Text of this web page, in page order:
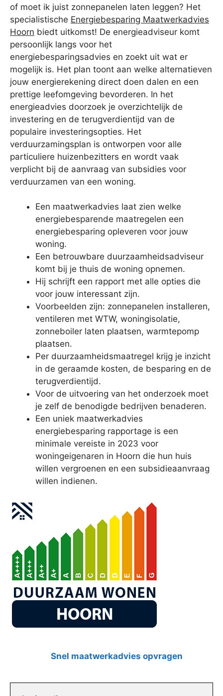
of moet ik juist zonnepanelen laten leggen? Het
specialistische Energiebesparing Maatwerkadvies
Hoorn biedt uitkomst! De energieadviseur komt
persoonlijk langs voor het
energiebesparingsadvies en zoekt uit wat er
mogelijk is. Het plan toont aan welke alternatieven
jouw energierekening direct doen dalen en een
prettige leefomgeving bevorderen. In het
energieadvies doorzoek je overzichtelijk de
investering en de terugverdientijd van de
populaire investeringsopties. Het
verduurzamingsplan is ontworpen voor alle
particuliere huizenbezitters en wordt vaak
verplicht bij de aanvraag van subsidies voor
verduurzamen van een woning.
Een maatwerkadvies laat zien welke
energiebesparende maatregelen een
energiebesparing opleveren voor jouw
woning.
Een betrouwbare duurzaamheidsadviseur
komt bij je thuis de woning opnemen.
Hij schrijft een rapport met alle opties die
voor jouw interessant zijn.
Voorbeelden zijn: zonnepanelen installeren,
ventileren met WTW, woningisolatie,
zonneboiler laten plaatsen, warmtepomp
plaatsen.
Per duurzaamheidsmaatregel krijg je inzicht
in de geraamde kosten, de besparing en de
terugverdientijd.
Voor de uitvoering van het onderzoek moet
je zelf de benodigde bedrijven benaderen.
Een uniek maatwerkadvies
energiebesparing rapportage is een
minimale vereiste in 2023 voor
woningeigenaren in Hoorn die hun huis
willen vergroenen en een subsidieaanvraag
willen indienen.
Snel maatwerkadvies opvragen